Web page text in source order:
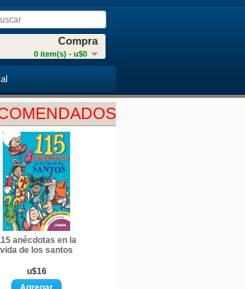
Compra
0 item(s) - u$0
anécdotas en la
vida de los santos
u$16